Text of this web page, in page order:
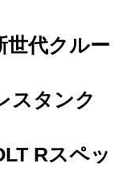
世代クルー
スタンク
Rスペッ